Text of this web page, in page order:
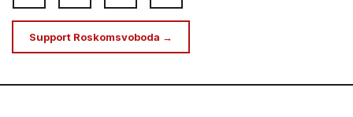
Support Roskomsvoboda →